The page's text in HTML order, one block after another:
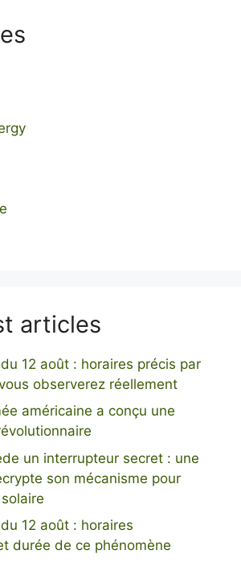
articles
12 août : horaires précis par
observerez réellement
américaine a conçu une
un interrupteur secret : une
son mécanisme pour
12 août : horaires
durée de ce phénomène